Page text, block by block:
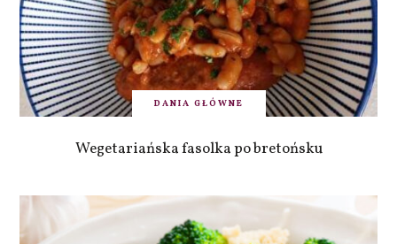
DANIA GŁÓWNE
Wegetariańska fasolka po bretońsku